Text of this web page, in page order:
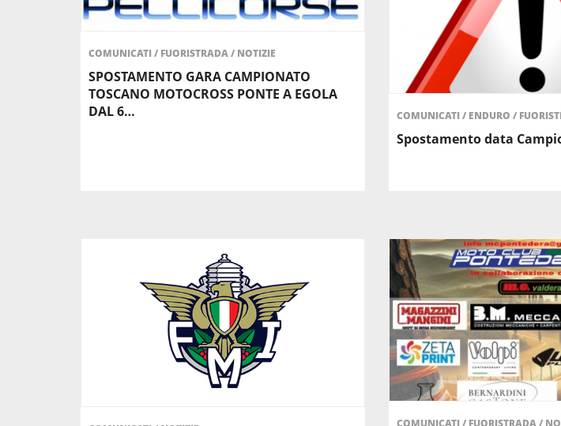
COMUNICATI/ FUORISTRADA/ NOTIZIE
SPOSTAMENTO GARA CAMPIONATO
TOSCANO MOTOCROSS PONTE A EGOLA
DAL 6…
COMUNICATI/ ENDURO /
Spostamento data
COMUNICATI/ FUORISTRADA/